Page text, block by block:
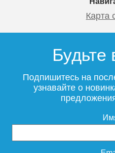
Карта
Будьте
Подпишитесь на
узнавайте о